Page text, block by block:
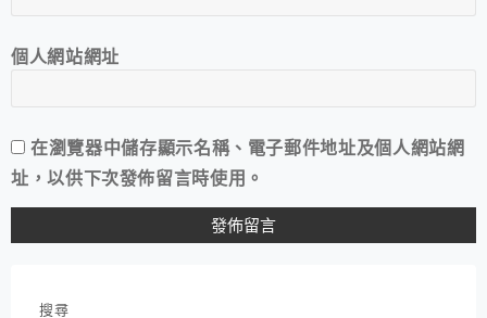
個人網站網址
在瀏覽器中儲存顯示名稱、電子郵件地址及個人網站網
址，以供下次發佈留言時使用。
搜尋